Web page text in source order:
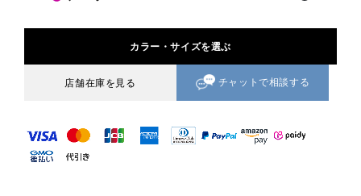
カラー・サイズを選ぶ
店舗在庫を見る チャットで相談する